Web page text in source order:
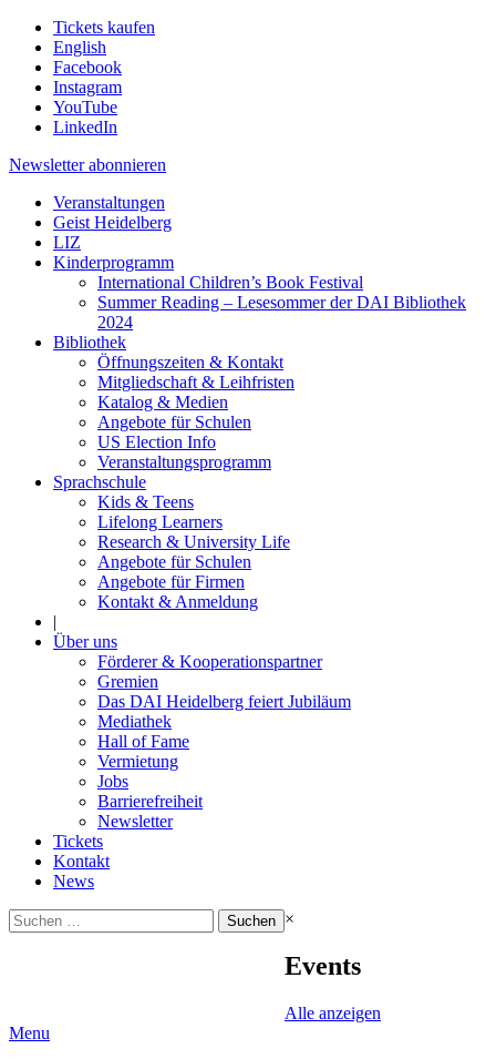
Tickets kaufen
English
Facebook
Instagram
YouTube
LinkedIn
Newsletter abonnieren
Veranstaltungen
Geist Heidelberg
LIZ
Kinderprogramm
International Children’s Book Festival
Summer Reading – Lesesommer der DAI Bibliothek
2024
Bibliothek
Öffnungszeiten & Kontakt
Mitgliedschaft & Leihfristen
Katalog & Medien
Angebote für Schulen
US Election Info
Veranstaltungsprogramm
Sprachschule
Kids & Teens
Lifelong Learners
Research & University Life
Angebote für Schulen
Angebote für Firmen
Kontakt & Anmeldung
|
Über uns
Förderer & Kooperationspartner
Gremien
Das DAI Heidelberg feiert Jubiläum
Mediathek
Hall of Fame
Vermietung
Jobs
Barrierefreiheit
Newsletter
Tickets
Kontakt
News
Suchen
nach:
×
Events
Alle anzeigen
Menu